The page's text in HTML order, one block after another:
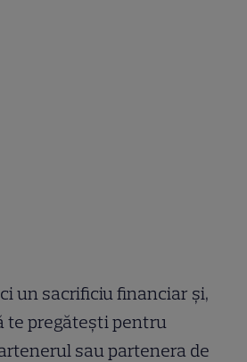
un sacrificiu financiar și,
te pregătești pentru
sau partenera de